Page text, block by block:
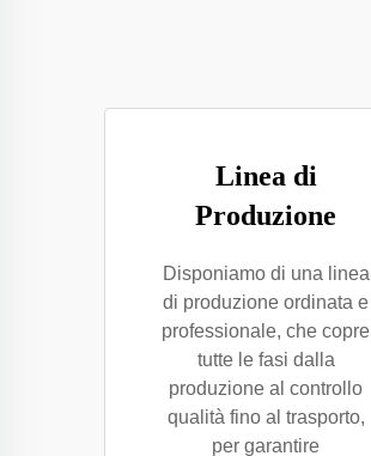
Linea di
Produzione
Disponiamo di una linea
di produzione ordinata e
professionale, che copre
tutte le fasi dalla
produzione al controllo
qualità fino al trasporto,
per garantire